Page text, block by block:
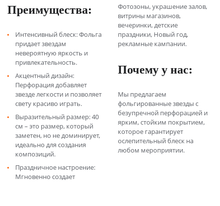
Преимущества:
Интенсивный блеск: Фольга
придает звездам
невероятную яркость и
привлекательность.
Акцентный дизайн:
Перфорация добавляет
звезде легкости и позволяет
свету красиво играть.
Выразительный размер: 40
см – это размер, который
заметен, но не доминирует,
идеально для создания
композиций.
Праздничное настроение:
Мгновенно создает
Фотозоны, украшение залов,
витрины магазинов,
вечеринки, детские
праздники, Новый год,
рекламные кампании.
Почему у нас:
Мы предлагаем
фольгированные звезды с
безупречной перфорацией и
ярким, стойким покрытием,
которое гарантирует
ослепительный блеск на
любом мероприятии.